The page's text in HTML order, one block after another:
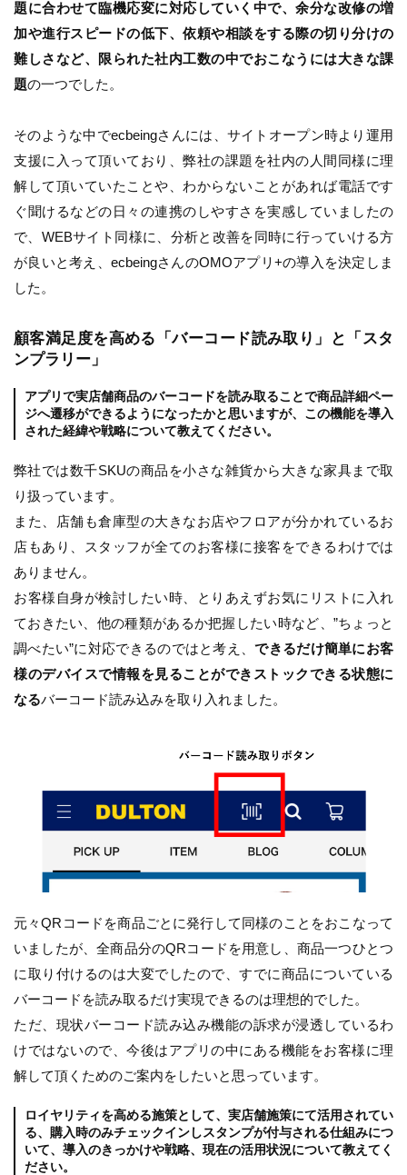
題に合わせて臨機応変に対応していく中で、余分な改修の増
加や進行スピードの低下、依頼や相談をする際の切り分けの
難しさなど、限られた社内工数の中でおこなうには大きな課
題の一つでした。
そのような中でecbeingさんには、サイトオープン時より運用
支援に入って頂いており、弊社の課題を社内の人間同様に理
解して頂いていたことや、わからないことがあれば電話です
ぐ聞けるなどの日々の連携のしやすさを実感していましたの
で、WEBサイト同様に、分析と改善を同時に行っていける方
が良いと考え、ecbeingさんのOMOアプリ+の導入を決定しま
した。
顧客満足度を高める「バーコード読み取り」と「スタ
ンプラリー」
アプリで実店舗商品のバーコードを読み取ることで商品詳細ペー
ジへ遷移ができるようになったかと思いますが、この機能を導入
された経緯や戦略について教えてください。
弊社では数千SKUの商品を小さな雑貨から大きな家具まで取
り扱っています。
また、店舗も倉庫型の大きなお店やフロアが分かれているお
店もあり、スタッフが全てのお客様に接客をできるわけでは
ありません。
お客様自身が検討したい時、とりあえずお気にリストに入れ
ておきたい、他の種類があるか把握したい時など、”ちょっと
調べたい”に対応できるのではと考え、できるだけ簡単にお客
様のデバイスで情報を見ることができストックできる状態に
なるバーコード読み込みを取り入れました。
元々QRコードを商品ごとに発行して同様のことをおこなって
いましたが、全商品分のQRコードを用意し、商品一つひとつ
に取り付けるのは大変でしたので、すでに商品についている
バーコードを読み取るだけ実現できるのは理想的でした。
ただ、現状バーコード読み込み機能の訴求が浸透しているわ
けではないので、今後はアプリの中にある機能をお客様に理
解して頂くためのご案内をしたいと思っています。
ロイヤリティを高める施策として、実店舗施策にて活用されてい
る、購入時のみチェックインしスタンプが付与される仕組みにつ
いて、導入のきっかけや戦略、現在の活用状況について教えてく
ださい。